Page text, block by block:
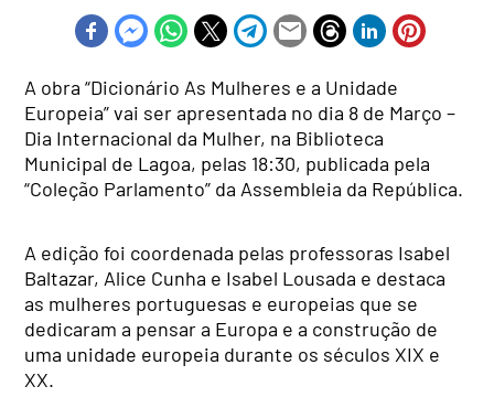
A obra “Dicionário As Mulheres e a Unidade
Europeia” vai ser apresentada no dia 8 de Março –
Dia Internacional da Mulher, na Biblioteca
Municipal de Lagoa, pelas 18:30, publicada pela
“Coleção Parlamento” da Assembleia da República.
A edição foi coordenada pelas professoras Isabel
Baltazar, Alice Cunha e Isabel Lousada e destaca
as mulheres portuguesas e europeias que se
dedicaram a pensar a Europa e a construção de
uma unidade europeia durante os séculos XIX e
XX.